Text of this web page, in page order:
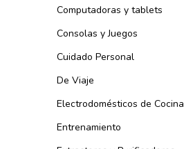
Computadoras y tablets
Consolas y Juegos
Cuidado Personal
De Viaje
Electrodomésticos de Cocina
Entrenamiento